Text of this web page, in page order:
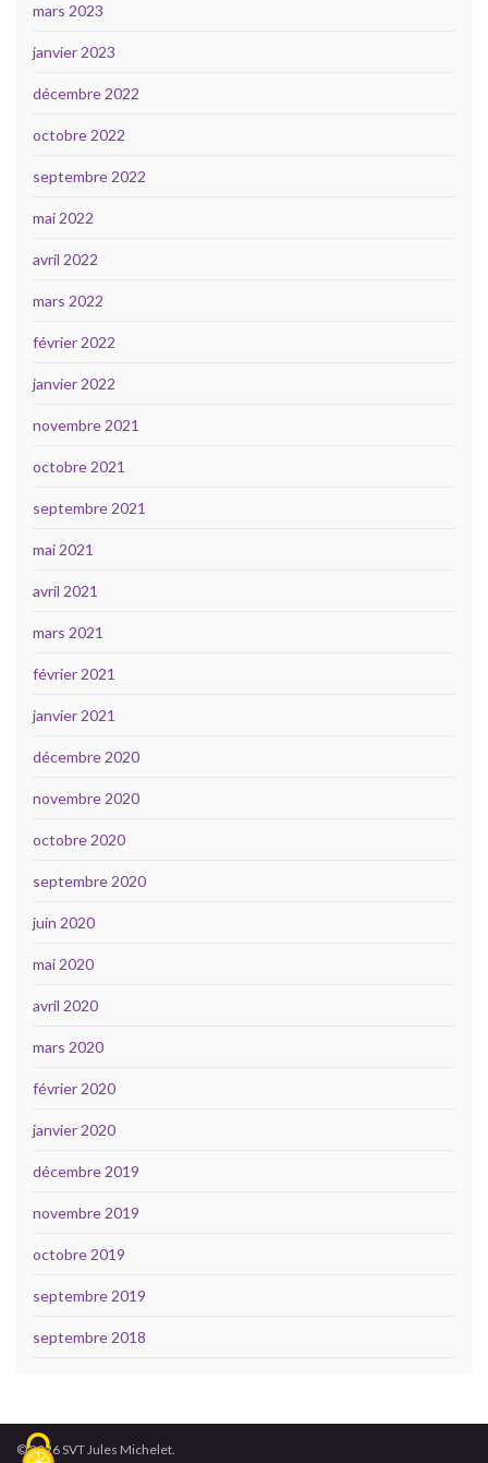
mars 2023
janvier 2023
décembre 2022
octobre 2022
septembre 2022
mai 2022
avril 2022
mars 2022
février 2022
janvier 2022
novembre 2021
octobre 2021
septembre 2021
mai 2021
avril 2021
mars 2021
février 2021
janvier 2021
décembre 2020
novembre 2020
octobre 2020
septembre 2020
juin 2020
mai 2020
avril 2020
mars 2020
février 2020
janvier 2020
décembre 2019
novembre 2019
octobre 2019
septembre 2019
septembre 2018
© 2026 SVT Jules Michelet.